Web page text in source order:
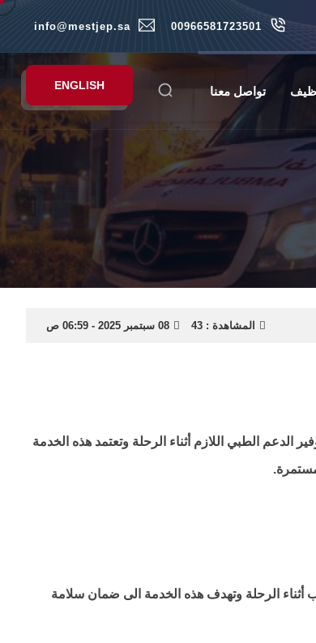
00966581723501
info@mestjep.sa
ENGLISH تواصل معنا
المشاهدة : 43 08 سبتمبر 2025 - 06:59 ص
الطبي اللازم أثناء الرحلة وتعتمد هذه الخدمة
الرحلة وتهدف هذه الخدمة الى ضمان سلامة